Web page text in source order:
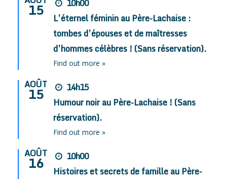
15
10h00
L’éternel féminin au Père-Lachaise :
tombes d’épouses et de maîtresses
d’hommes célèbres ! (Sans réservation).
Find out more »
AOÛT
15
14h15
Humour noir au Père-Lachaise ! (Sans
réservation).
Find out more »
AOÛT
16
10h00
Histoires et secrets de famille au Père-